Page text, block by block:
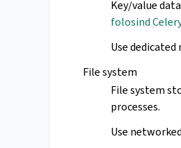
Key/value
folosind Celery
Use
File system
File system
processes.
Use